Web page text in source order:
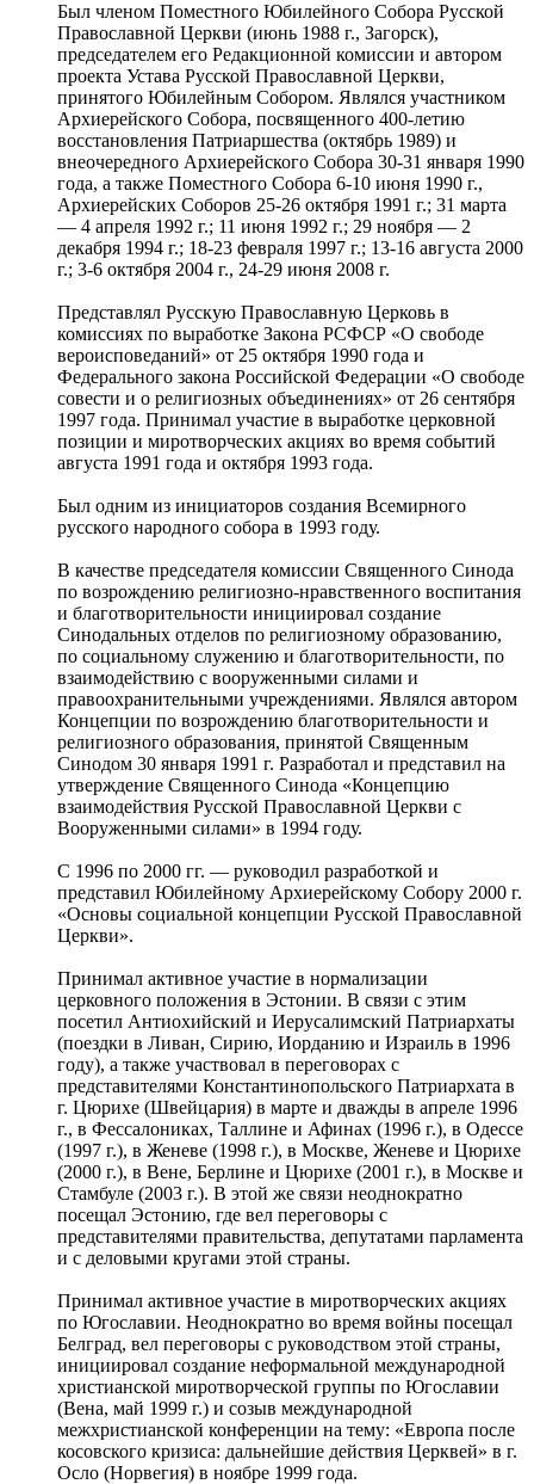
Был членом Поместного Юбилейного Собора Русской
Православной Церкви (июнь 1988 г., Загорск),
председателем его Редакционной комиссии и автором
проекта Устава Русской Православной Церкви,
принятого Юбилейным Собором. Являлся участником
Архиерейского Собора, посвященного 400-летию
восстановления Патриаршества (октябрь 1989) и
внеочередного Архиерейского Собора 30-31 января 1990
года, а также Поместного Собора 6-10 июня 1990 г.,
Архиерейских Соборов 25-26 октября 1991 г.; 31 марта
— 4 апреля 1992 г.; 11 июня 1992 г.; 29 ноября — 2
декабря 1994 г.; 18-23 февраля 1997 г.; 13-16 августа 2000
г.; 3-6 октября 2004 г., 24-29 июня 2008 г.
Представлял Русскую Православную Церковь в
комиссиях по выработке Закона РСФСР «О свободе
вероисповеданий» от 25 октября 1990 года и
Федерального закона Российской Федерации «О свободе
совести и о религиозных объединениях» от 26 сентября
1997 года. Принимал участие в выработке церковной
позиции и миротворческих акциях во время событий
августа 1991 года и октября 1993 года.
Был одним из инициаторов создания Всемирного
русского народного собора в 1993 году.
В качестве председателя комиссии Священного Синода
по возрождению религиозно-нравственного воспитания
и благотворительности инициировал создание
Синодальных отделов по религиозному образованию,
по социальному служению и благотворительности, по
взаимодействию с вооруженными силами и
правоохранительными учреждениями. Являлся автором
Концепции по возрождению благотворительности и
религиозного образования, принятой Священным
Синодом 30 января 1991 г. Разработал и представил на
утверждение Священного Синода «Концепцию
взаимодействия Русской Православной Церкви с
Вооруженными силами» в 1994 году.
С 1996 по 2000 гг. — руководил разработкой и
представил Юбилейному Архиерейскому Собору 2000 г.
«Основы социальной концепции Русской Православной
Церкви».
Принимал активное участие в нормализации
церковного положения в Эстонии. В связи с этим
посетил Антиохийский и Иерусалимский Патриархаты
(поездки в Ливан, Сирию, Иорданию и Израиль в 1996
году), а также участвовал в переговорах с
представителями Константинопольского Патриархата в
г. Цюрихе (Швейцария) в марте и дважды в апреле 1996
г., в Фессалониках, Таллине и Афинах (1996 г.), в Одессе
(1997 г.), в Женеве (1998 г.), в Москве, Женеве и Цюрихе
(2000 г.), в Вене, Берлине и Цюрихе (2001 г.), в Москве и
Стамбуле (2003 г.). В этой же связи неоднократно
посещал Эстонию, где вел переговоры с
представителями правительства, депутатами парламента
и с деловыми кругами этой страны.
Принимал активное участие в миротворческих акциях
по Югославии. Неоднократно во время войны посещал
Белград, вел переговоры с руководством этой страны,
инициировал создание неформальной международной
христианской миротворческой группы по Югославии
(Вена, май 1999 г.) и созыв международной
межхристианской конференции на тему: «Европа после
косовского кризиса: дальнейшие действия Церквей» в г.
Осло (Норвегия) в ноябре 1999 года.